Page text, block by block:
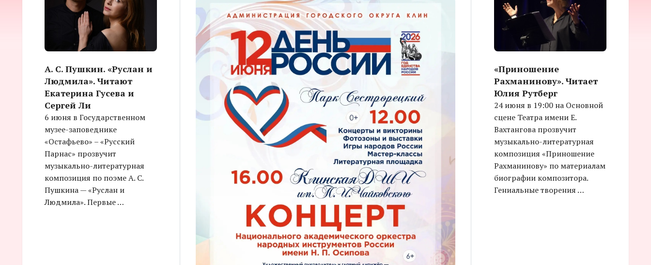
А. С. Пушкин. «Руслан и
Людмила». Читают
Екатерина Гусева и
Сергей Ли
6 июня в Государственном
музее-заповеднике
«Остафьево» – «Русский
Парнас» прозвучит
музыкально-литературная
композиция по поэме А. С.
Пушкина — «Руслан и
Людмила». Первые …
«Приношение
Рахманинову». Читает
Юлия Рутберг
24 июня в 19:00 на Основной
сцене Театра имени Е.
Вахтангова прозвучит
музыкально-литературная
композиция «Приношение
Рахманинову» по материалам
биографии композитора.
Гениальные творения …